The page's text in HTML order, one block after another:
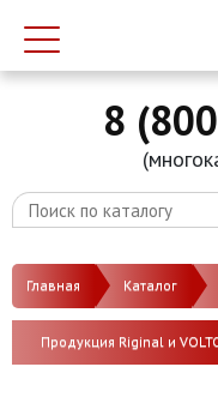
8
Главная Каталог
Продукция Riginal и